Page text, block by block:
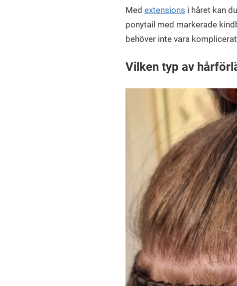
Med extensions i håret kan
ponytail med markerade
behöver inte vara
Vilken typ av